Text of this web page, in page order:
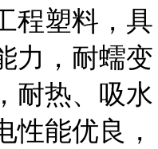
程塑料，具
力，耐蠕变
耐热、吸水
性能优良，